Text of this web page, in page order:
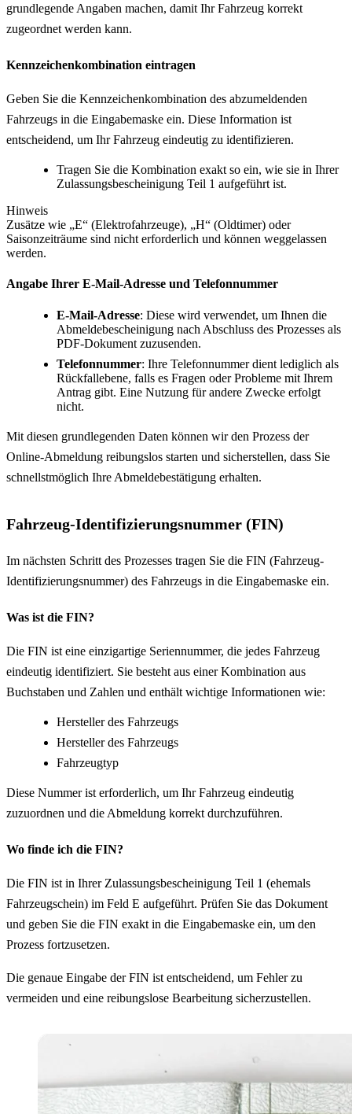
grundlegende Angaben machen, damit Ihr Fahrzeug korrekt
zugeordnet werden kann.
Kennzeichenkombination eintragen
Geben Sie die Kennzeichenkombination des abzumeldenden
Fahrzeugs in die Eingabemaske ein. Diese Information ist
entscheidend, um Ihr Fahrzeug eindeutig zu identifizieren.
Tragen Sie die Kombination exakt so ein, wie sie in Ihrer
Zulassungsbescheinigung Teil 1 aufgeführt ist.
Hinweis
Zusätze wie „E“ (Elektrofahrzeuge), „H“ (Oldtimer) oder
Saisonzeiträume sind nicht erforderlich und können weggelassen
werden.
Angabe Ihrer E-Mail-Adresse und Telefonnummer
E-Mail-Adresse: Diese wird verwendet, um Ihnen die
Abmeldebescheinigung nach Abschluss des Prozesses als
PDF-Dokument zuzusenden.
Telefonnummer: Ihre Telefonnummer dient lediglich als
Rückfallebene, falls es Fragen oder Probleme mit Ihrem
Antrag gibt. Eine Nutzung für andere Zwecke erfolgt
nicht.
Mit diesen grundlegenden Daten können wir den Prozess der
Online-Abmeldung reibungslos starten und sicherstellen, dass Sie
schnellstmöglich Ihre Abmeldebestätigung erhalten.
Fahrzeug-Identifizierungsnummer (FIN)
Im nächsten Schritt des Prozesses tragen Sie die FIN (Fahrzeug-
Identifizierungsnummer) des Fahrzeugs in die Eingabemaske ein.
Was ist die FIN?
Die FIN ist eine einzigartige Seriennummer, die jedes Fahrzeug
eindeutig identifiziert. Sie besteht aus einer Kombination aus
Buchstaben und Zahlen und enthält wichtige Informationen wie:
Hersteller des Fahrzeugs
Hersteller des Fahrzeugs
Fahrzeugtyp
Diese Nummer ist erforderlich, um Ihr Fahrzeug eindeutig
zuzuordnen und die Abmeldung korrekt durchzuführen.
Wo finde ich die FIN?
Die FIN ist in Ihrer Zulassungsbescheinigung Teil 1 (ehemals
Fahrzeugschein) im Feld E aufgeführt. Prüfen Sie das Dokument
und geben Sie die FIN exakt in die Eingabemaske ein, um den
Prozess fortzusetzen.
Die genaue Eingabe der FIN ist entscheidend, um Fehler zu
vermeiden und eine reibungslose Bearbeitung sicherzustellen.